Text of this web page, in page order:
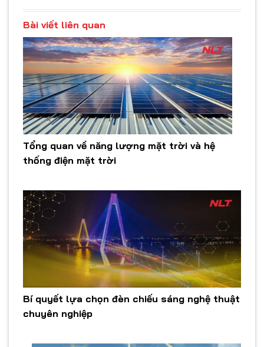
Bài viết liên quan
Tổng quan về năng lượng mặt trời và hệ
thống điện mặt trời
Bí quyết lựa chọn đèn chiếu sáng nghệ thuật
chuyên nghiệp